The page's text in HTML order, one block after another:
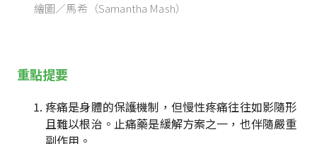
繪圖／馬希（Samantha Mash）
重點提要
疼痛是身體的保護機制，但慢性疼痛往往如影隨形
且難以根治。止痛藥是緩解方案之一，也伴隨嚴重
副作用。